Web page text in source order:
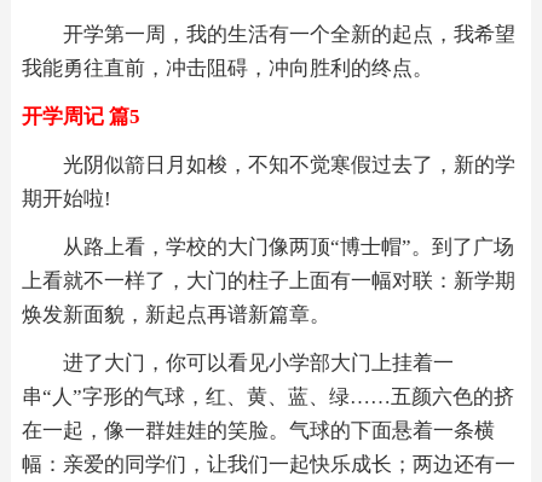
开学第一周，我的生活有一个全新的起点，我希望
我能勇往直前，冲击阻碍，冲向胜利的终点。
开学周记 篇5
光阴似箭日月如梭，不知不觉寒假过去了，新的学
期开始啦!
从路上看，学校的大门像两顶“博士帽”。到了广场
上看就不一样了，大门的柱子上面有一幅对联：新学期
焕发新面貌，新起点再谱新篇章。
进了大门，你可以看见小学部大门上挂着一
串“人”字形的气球，红、黄、蓝、绿……五颜六色的挤
在一起，像一群娃娃的笑脸。气球的下面悬着一条横
幅：亲爱的同学们，让我们一起快乐成长；两边还有一